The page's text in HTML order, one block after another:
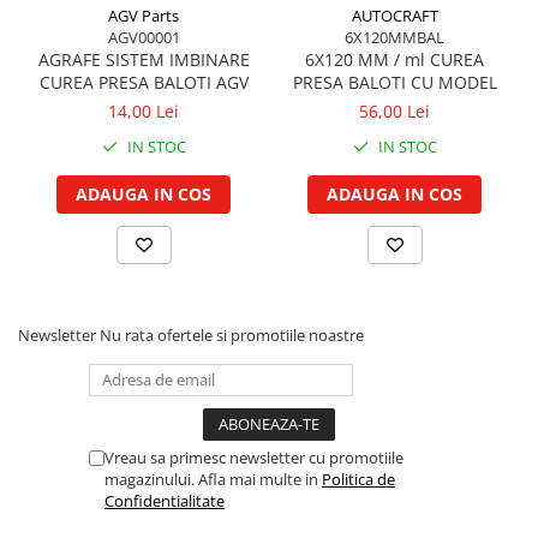
Inel spate arbore motor
Simering fata arbore motor
Capac arbore motor
Pistoane, segmenti, camasi
Camasa motor
Inele camasa motor
Piston si segmenti
Pompa ulei motor
Racire motor
Piulite roata
Prezon roata
Inele fixare janta
Punte fata 4 roţi motrice
Ax transmisie fata
Cardan, planetara
Carter de butuc, pivot
Disc de frana
Reductor punte fata
Bucsa cuplare, rulment
Cutia de transfer
Bloc hidraulic monobloc
AGV Parts
AGV00001
AGRAFE SISTEM IMBINARE
CUREA PRESA BALOTI AGV
14,00 Lei
IN STOC
ADAUGA IN COS
AUTOCRAFT
6X120MMBAL
6X120 MM / ml CUREA
PRESA BALOTI CU MODEL
56,00 Lei
IN STOC
ADAUGA IN COS
Newsletter Nu rata ofertele si promotiile noastre
Vreau sa primesc newsletter cu promotiile
magazinului. Afla mai multe in Politica de
Confidentialitate